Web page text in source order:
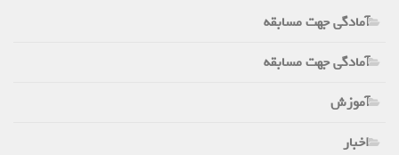
آمادگی جهت مسابقه
آمادگی جهت مسابقه
آموزش
اخبار